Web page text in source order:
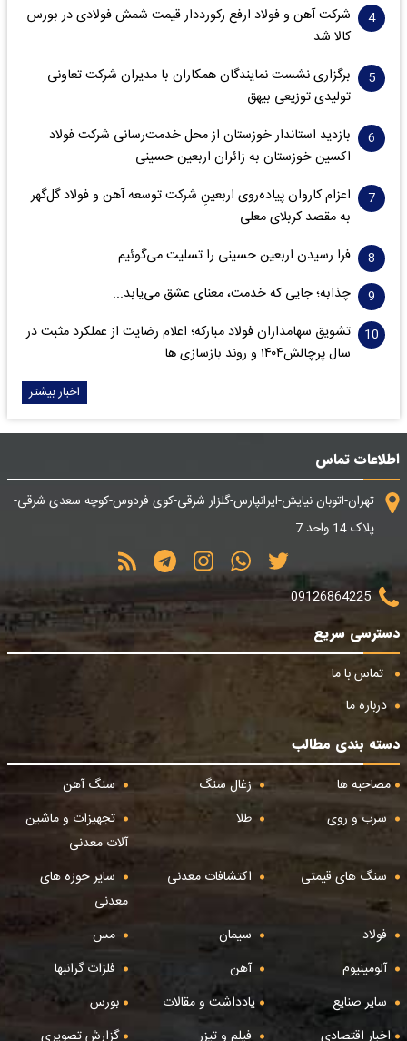
شرکت آهن و فولاد ارفع رکورددار قیمت شمش فولادی در بورس
کالا شد
برگزاری نشست نمایندگان همکاران با مدیران شرکت تعاونی
تولیدی توزیعی بیهق
بازدید استاندار خوزستان از محل خدمت‌رسانی شرکت فولاد
اکسین خوزستان به زائران اربعین حسینی
اعزام کاروان پیاده‌روی اربعینِ شرکت توسعه آهن و فولاد گل‌گهر
به مقصد کربلای معلی
فرا رسیدن اربعین حسینی را تسلیت می‌گوئیم
چذابه؛ جایی که خدمت، معنای عشق می‌یابد...
تشویق سهامداران فولاد مبارکه؛ اعلام رضایت از عملکرد مثبت در
سال پرچالش۱۴۰۴ و روند بازسازی ها
اخبار بیشتر
اطلاعات تماس
تهران-اتوبان نیایش-ایرانپارس-گلزار شرقی-کوی فردوس-کوچه سعدی شرقی-
پلاک 14 واحد 7
09126864225
دسترسی سریع
تماس با ما
درباره ما
دسته بندی مطالب
مصاحبه ها
زغال سنگ
سنگ آهن
سرب و روی
طلا
تجهیزات و ماشین
آلات معدنی
سنگ های قیمتی
اکتشافات معدنی
سایر حوزه های
معدنی
فولاد
سیمان
مس
آلومینیوم
آهن
فلزات گرانبها
سایر صنایع
یادداشت و مقالات
بورس
اخبار اقتصادی
فیلم و تیزر گزارش تصویری